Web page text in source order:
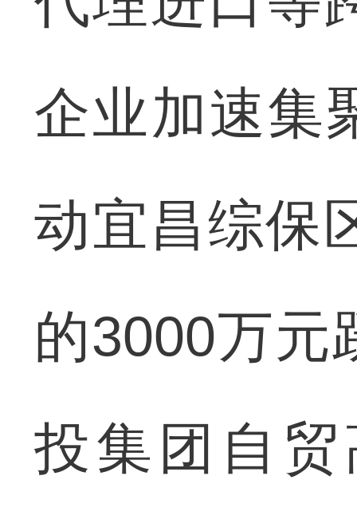
企业加速集
动宜昌综保
的3000万元
投集团自